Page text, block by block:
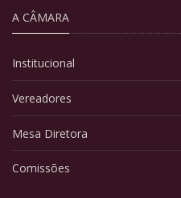
A CÂMARA
Institucional
Vereadores
Mesa Diretora
Comissões